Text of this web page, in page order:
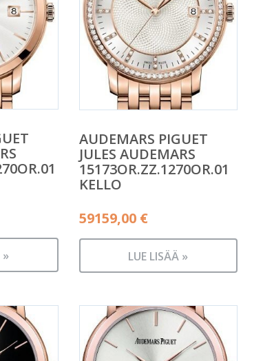
»
AUDEMARS PIGUET
JULES AUDEMARS
15173OR.ZZ.1270OR.01
KELLO
59159,00 €
LUE LISÄÄ »